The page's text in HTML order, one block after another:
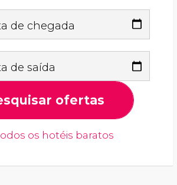
de chegada
de saída
ofertas
os hotéis baratos